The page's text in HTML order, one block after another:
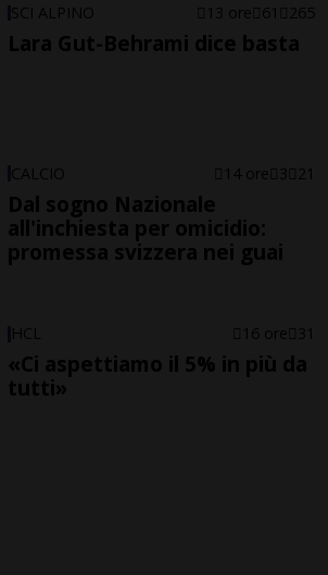
SCI ALPINO 13 ore 61 265
Lara Gut-Behrami dice basta
CALCIO 14 ore 3 21
Dal sogno Nazionale
all'inchiesta per omicidio:
promessa svizzera nei guai
HCL 16 ore 31
«Ci aspettiamo il 5% in più da
tutti»